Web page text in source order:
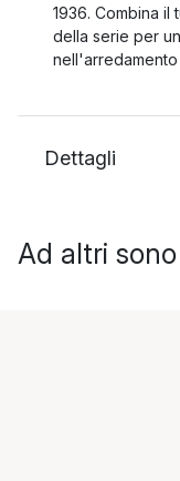
1936. Combina
della serie per
Dettagli
Ad altri